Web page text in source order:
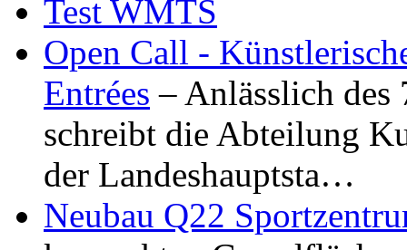
Test WMTS
Open Call -
Entrées – Anlässlich
schreibt die Abteilung
der Landeshauptsta…
Neubau Q22